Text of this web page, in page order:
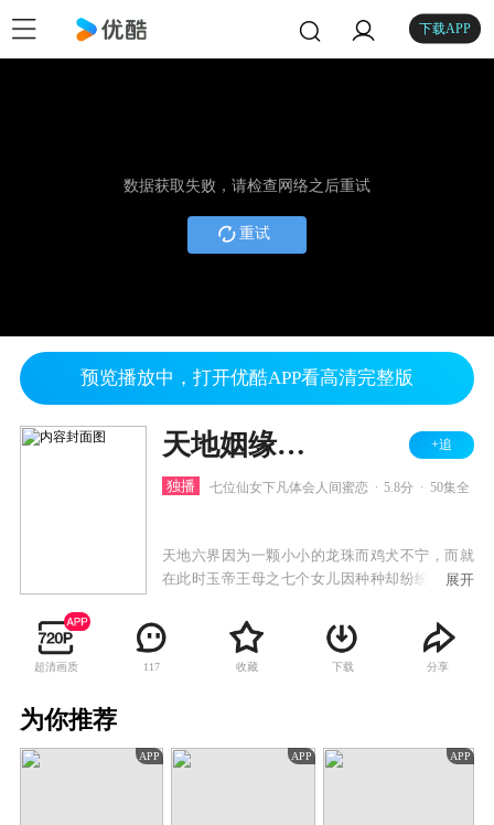
下载APP
数据获取失败，请检查网络之后重试
重试
预览播放中，打开优酷APP看高清完整版
天地姻缘七仙女 +追
独播 七位仙女下凡体会人间蜜恋 5.8分 50集全
天地六界因为一颗小小的龙珠而鸡犬不宁，而就
在此时玉帝王母之七个女儿因种种却纷纷下凡：
凡间；二仙女也被寂寞仙子嫦娥劝服，为了一见
钟情的上官子兰而落入尘世；三仙女则无意中恋
上衙门捕头王瑾难舍难分；四仙女本想下凡寻找
小怕事，最终竟然爱上了与天庭抗争的火龙子；
展开
超清画质 117 收藏 下载 分享
为你推荐
APP APP APP